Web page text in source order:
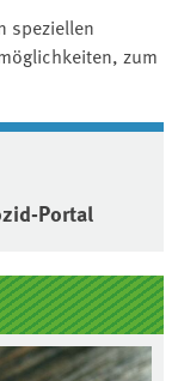
speziellen
zum
Portal